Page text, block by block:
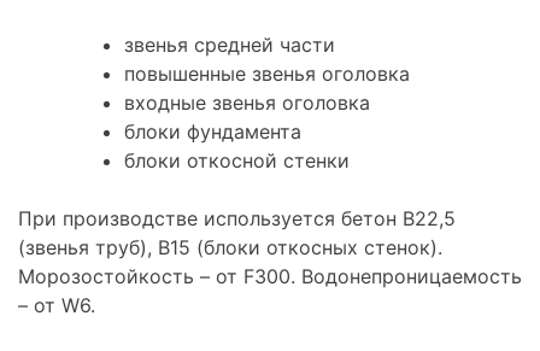
звенья средней части
повышенные звенья оголовка
входные звенья оголовка
блоки фундамента
блоки откосной стенки
При производстве используется бетон В22,5
(звенья труб), В15 (блоки откосных стенок).
Морозостойкость – от F300. Водонепроницаемость
– от W6.